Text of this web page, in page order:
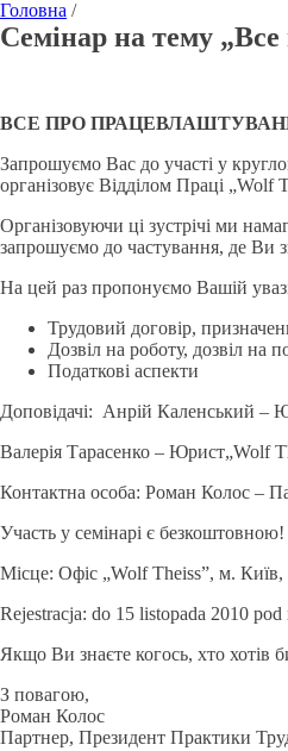
Головна /
Семінар на тему „Все
ВСЕ ПРО
Запрошуємо Вас до участі у
організовує Відділом Праці „Wolf
Організовуючи ці зустрічі ми
запрошуємо до частування, де Ви
На цей раз пропонуємо Вашій
Трудовий договір,
Дозвіл на роботу, дозвіл на
Податкові аспекти
Доповідачі: Анрій Каленський –
Валерія Тарасенко – Юрист„Wolf
Контактна особа: Роман Колос –
Участь у семінарі є безкоштовною!
Місце: Офіс „Wolf Theiss”, м. Київ,
Rejestracja: do 15 listopada 2010
Якщо Ви знаєте когось, хто хотів
З повагою,
Роман Колос
Партнер, Президент Практики